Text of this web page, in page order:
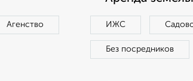
Агенство ИЖС
Без посредников